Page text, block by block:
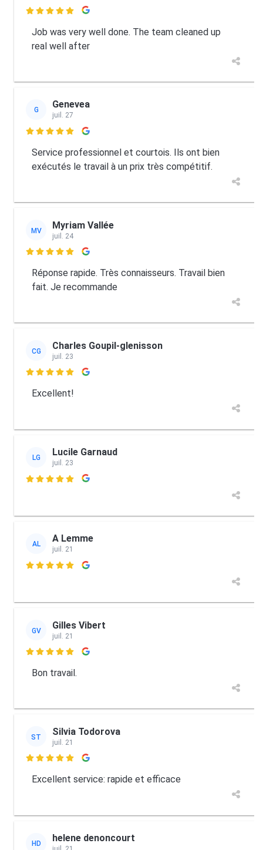

Job was very well done. The team cleaned up
real well after
G Genevea
juil. 27

Service professionnel et courtois. Ils ont bien
exécutés le travail à un prix très compétitif.
MV Myriam Vallée
juil. 24

Réponse rapide. Très connaisseurs. Travail bien
fait. Je recommande
CG Charles Goupil-glenisson
juil. 23

Excellent!
LG Lucile Garnaud
juil. 23

AL A Lemme
juil. 21

GV Gilles Vibert
juil. 21

Bon travail.
ST Silvia Todorova
juil. 21

Excellent service: rapide et efficace
HD helene denoncourt